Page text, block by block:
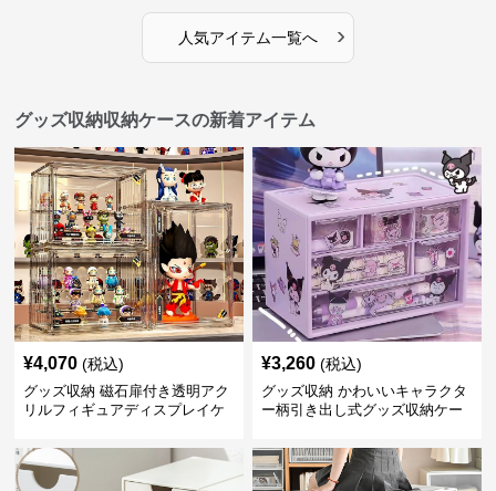
人気アイテム一覧へ ›
グッズ収納収納ケースの新着アイテム
¥4,070 (税込)
グッズ収納 磁石扉付き透明アク
リルフィギュアディスプレイケ
¥3,260 (税込)
グッズ収納 かわいいキャラクタ
ー柄引き出し式グッズ収納ケー